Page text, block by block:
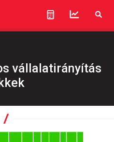
vállalatirányítás